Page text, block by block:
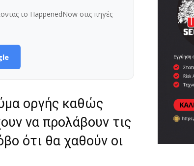
το HappenedNow στις πηγές
οργής καθώς
να προλάβουν τις
ότι θα χαθούν οι